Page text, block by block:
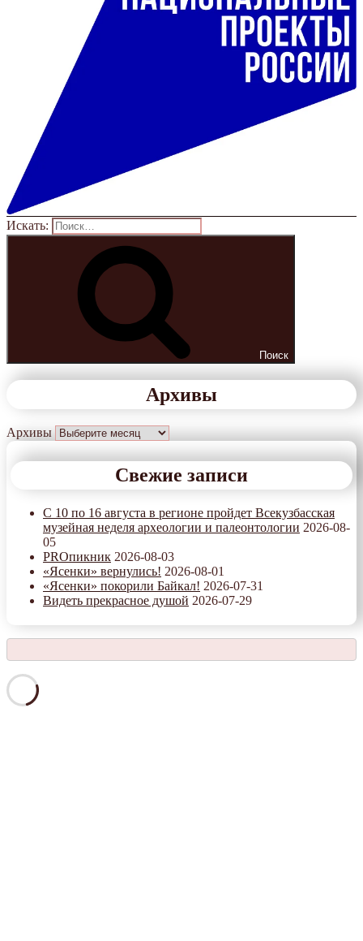
Искать:
Поиск
Архивы
Архивы
Свежие записи
С 10 по 16 августа в регионе пройдет Всекузбасская
музейная неделя археологии и палеонтологии 2026-08-
05
PROпикник 2026-08-03
«Ясенки» вернулись! 2026-08-01
«Ясенки» покорили Байкал! 2026-07-31
Видеть прекрасное душой 2026-07-29